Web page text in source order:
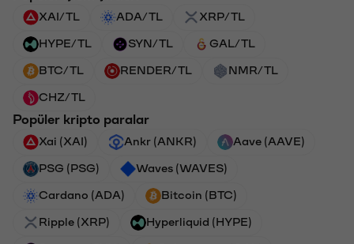
XAI/TL ADA/TL XRP/TL
HYPE/TL SYN/TL GAL/TL
BTC/TL RENDER/TL NMR/TL
CHZ/TL
Popüler kripto paralar
Xai (XAI) Ankr (ANKR) Aave (AAVE)
PSG (PSG) Waves (WAVES)
Cardano (ADA) Bitcoin (BTC)
Ripple (XRP) Hyperliquid (HYPE)